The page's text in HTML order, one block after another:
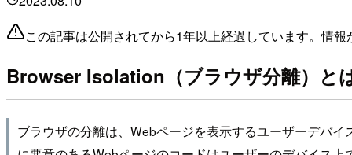
この記事は公開されてから1年以上経過しています。情
Browser Isolation（ブラウザ分離）と
ブラウザの分離は、Webページを表示するユーザーデバ